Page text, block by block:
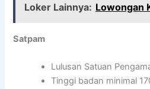
Loker Lainnya: Lowongan
Satpam
Lulusan Satuan
Tinggi badan minimal